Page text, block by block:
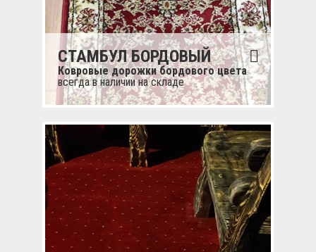
СТАМБУЛ БОРДОВЫЙ
Ковровые дорожки бордового цвета
всегда в наличии на складе